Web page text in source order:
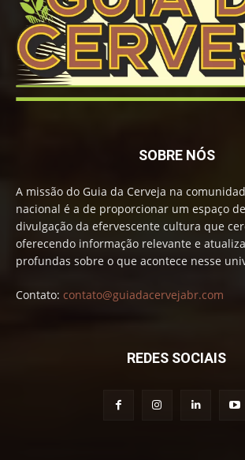
SOBRE NÓS
A missão do Guia da Cerveja na
nacional é a de proporcionar um espaço
divulgação da efervescente cultura que
oferecendo informação relevante e
profundas sobre o que acontece nesse
Contato: contato@guiadacervejabr.com
REDES SOCIAIS